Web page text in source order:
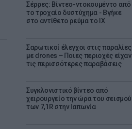
Σέρρες: Βίντεο-ντοκουμέντο από
το τροχαίο δυστύχημα - Βγήκε
στο αντίθετο ρεύμα το ΙΧ
Σαρωτικοί έλεγχοι στις παραλίες
με drones – Ποιες περιοχές είχαν
τις περισσότερες παραβάσεις
Συγκλονιστικό βίντεο από
χειρουργείο την ώρα του σεισμού
των 7,1R στην Ιαπωνία